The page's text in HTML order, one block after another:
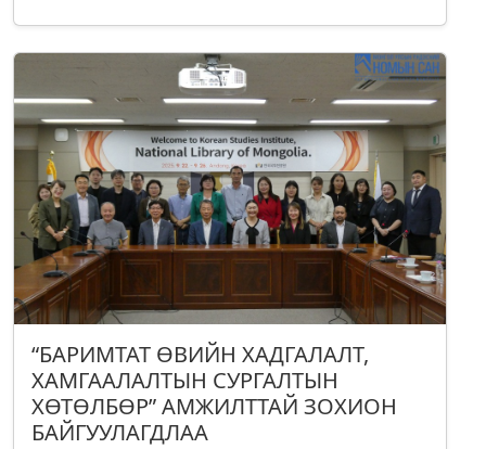
“БАРИМТАТ ӨВИЙН ХАДГАЛАЛТ,
ХАМГААЛАЛТЫН СУРГАЛТЫН
ХӨТӨЛБӨР” АМЖИЛТТАЙ ЗОХИОН
БАЙГУУЛАГДЛАА